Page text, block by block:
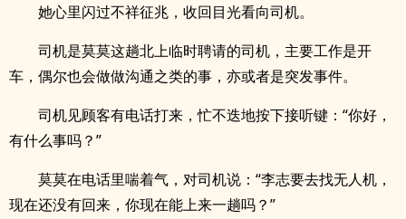
她心里闪过不祥征兆，收回目光看向司机。
司机是莫莫这趟北上临时聘请的司机，主要工作是开
车，偶尔也会做做沟通之类的事，亦或者是突发事件。
司机见顾客有电话打来，忙不迭地按下接听键：“你好，
有什么事吗？”
莫莫在电话里喘着气，对司机说：“李志要去找无人机，
现在还没有回来，你现在能上来一趟吗？”